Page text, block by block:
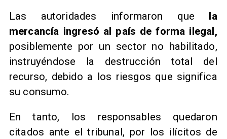
Las autoridades informaron que la
mercancía ingresó al país de forma ilegal,
posiblemente por un sector no habilitado,
instruyéndose la destrucción total del
recurso, debido a los riesgos que significa
su consumo.
En tanto, los responsables quedaron
citados ante el tribunal, por los ilícitos de